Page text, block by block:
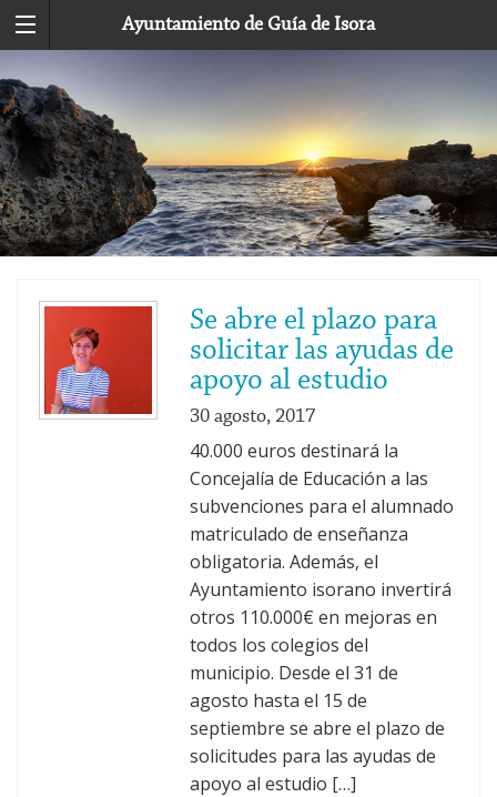
Ayuntamiento de Guía de Isora
Se abre el plazo para
solicitar las ayudas de
apoyo al estudio
30 agosto, 2017
40.000 euros destinará la
Concejalía de Educación a las
subvenciones para el alumnado
matriculado de enseñanza
obligatoria. Además, el
Ayuntamiento isorano invertirá
otros 110.000€ en mejoras en
todos los colegios del
municipio. Desde el 31 de
agosto hasta el 15 de
septiembre se abre el plazo de
solicitudes para las ayudas de
apoyo al estudio […]